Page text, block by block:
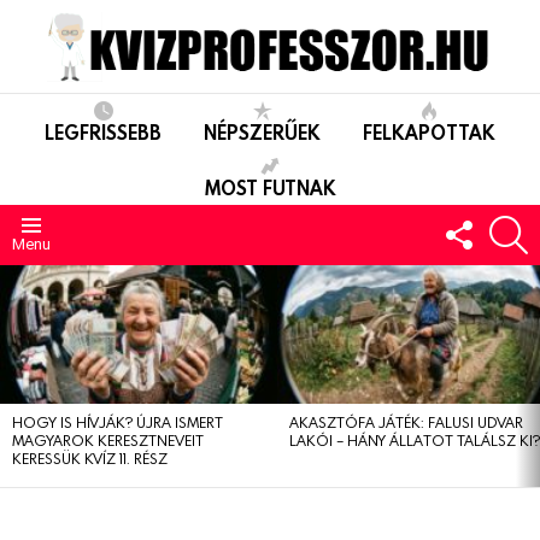
LEGFRISSEBB NÉPSZERŰEK FELKAPOTTAK
MOST FUTNAK
Menu
US
LEGUTÓBBIAK
HOGY IS HÍVJÁK? ÚJRA ISMERT
MAGYAROK KERESZTNEVEIT
KERESSÜK KVÍZ 11. RÉSZ
AKASZTÓFA JÁTÉK: FALUSI UDVAR
LAKÓI – HÁNY ÁLLATOT TALÁLSZ KI?